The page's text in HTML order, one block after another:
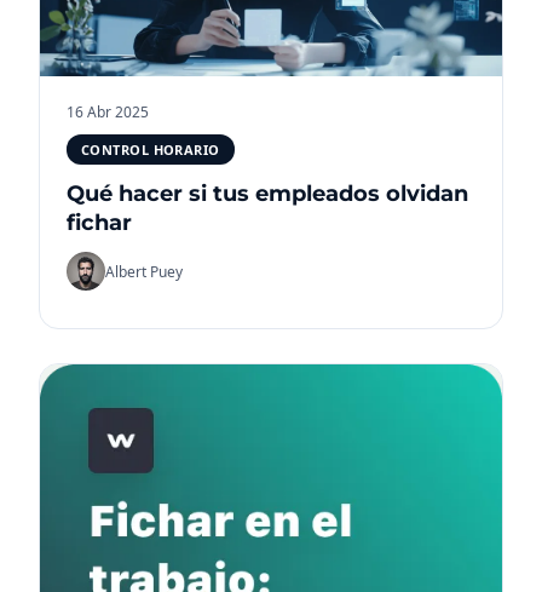
16 Abr 2025
CONTROL HORARIO
Qué hacer si tus empleados olvidan
fichar
Albert Puey